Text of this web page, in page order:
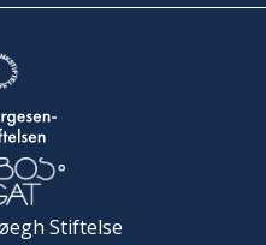
Stiftelse